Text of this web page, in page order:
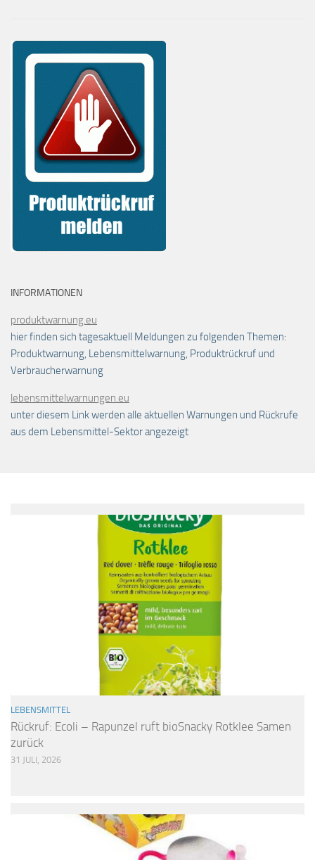
INFORMATIONEN
produktwarnung.eu
hier finden sich tagesaktuell Meldungen zu folgenden Themen:
Produktwarnung, Lebensmittelwarnung, Produktrückruf und
Verbraucherwarnung
lebensmittelwarnungen.eu
unter diesem Link werden alle aktuellen Warnungen und Rückrufe
aus dem Lebensmittel-Sektor angezeigt
LEBENSMITTEL
Rückruf: Ecoli – Rapunzel ruft bioSnacky Rotklee Samen
zurück
31 JULI, 2026